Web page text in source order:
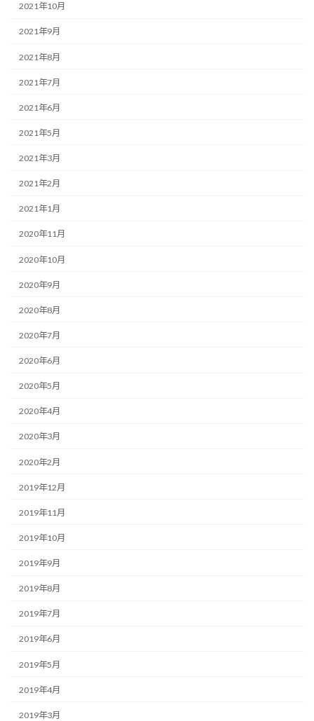
2021年10月
2021年9月
2021年8月
2021年7月
2021年6月
2021年5月
2021年3月
2021年2月
2021年1月
2020年11月
2020年10月
2020年9月
2020年8月
2020年7月
2020年6月
2020年5月
2020年4月
2020年3月
2020年2月
2019年12月
2019年11月
2019年10月
2019年9月
2019年8月
2019年7月
2019年6月
2019年5月
2019年4月
2019年3月